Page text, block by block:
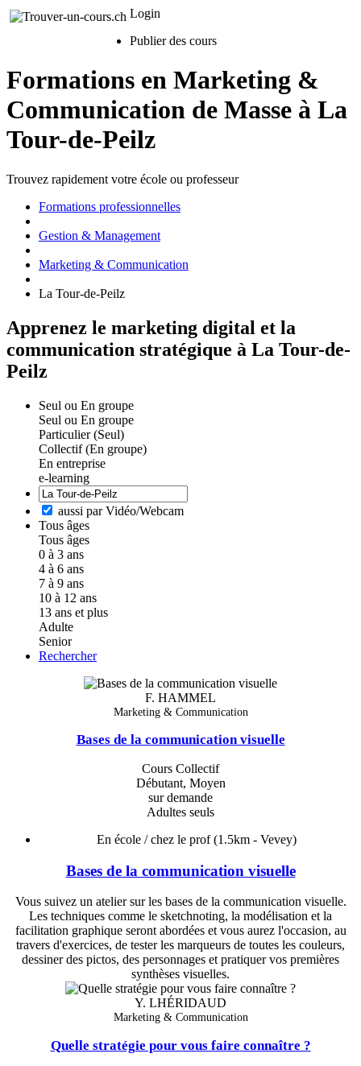
Login
Publier des cours
Formations en Marketing &
Communication de Masse à La
Tour-de-Peilz
Trouvez rapidement votre école ou professeur
Formations professionnelles
Gestion & Management
Marketing & Communication
La Tour-de-Peilz
Apprenez le marketing digital et la
communication stratégique à La Tour-de-
Peilz
Seul ou En groupe
Seul ou En groupe
Particulier (Seul)
Collectif (En groupe)
En entreprise
e-learning
aussi par Vidéo/Webcam
Tous âges
Tous âges
0 à 3 ans
4 à 6 ans
7 à 9 ans
10 à 12 ans
13 ans et plus
Adulte
Senior
Rechercher
F. HAMMEL
Marketing & Communication
Bases de la communication visuelle
Cours Collectif
Débutant, Moyen
sur demande
Adultes seuls
En école / chez le prof(1.5km - Vevey)
Bases de la communication visuelle
Vous suivez un atelier sur les bases de la communication visuelle.
Les techniques comme le sketchnoting, la modélisation et la
facilitation graphique seront abordées et vous aurez l'occasion, au
travers d'exercices, de tester les marqueurs de toutes les couleurs,
dessiner des pictos, des personnages et pratiquer vos premières
synthèses visuelles.
Y. LHÉRIDAUD
Marketing & Communication
Quelle stratégie pour vous faire connaître ?